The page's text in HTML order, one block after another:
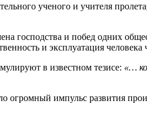
ученого и учителя
господства и побед одних
и эксплуатация человека
в известном тезисе: «…
огромный импульс развития